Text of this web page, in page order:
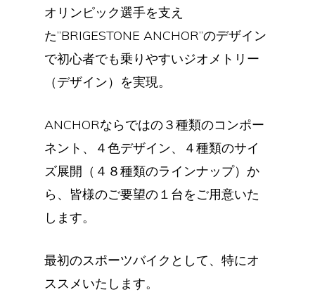
オリンピック選手を支え
た”BRIGESTONE ANCHOR”のデザイン
で初心者でも乗りやすいジオメトリー
（デザイン）を実現。
ANCHORならではの３種類のコンポー
ネント、４色デザイン、４種類のサイ
ズ展開（４８種類のラインナップ）か
ら、皆様のご要望の１台をご用意いた
します。
最初のスポーツバイクとして、特にオ
ススメいたします。